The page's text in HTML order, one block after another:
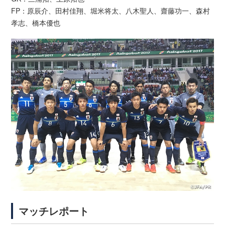
FP：原辰介、田村佳翔、堀米将太、八木聖人、齋藤功一、森村
孝志、橋本優也
マッチレポート